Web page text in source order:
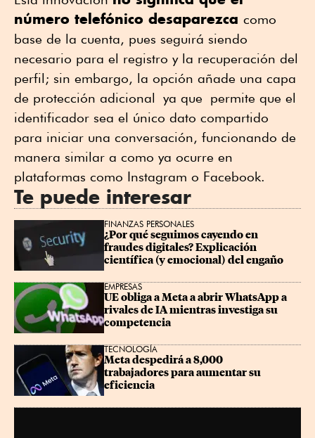
número telefónico desaparezca como
base de la cuenta, pues seguirá siendo
necesario para el registro y la recuperación del
perfil; sin embargo, la opción añade una capa
de protección adicional ya que permite que el
identificador sea el único dato compartido
para iniciar una conversación, funcionando de
manera similar a como ya ocurre en
plataformas como Instagram o Facebook.
Te puede interesar
FINANZAS PERSONALES
¿Por qué seguimos cayendo en
fraudes digitales? Explicación
científica (y emocional) del engaño
EMPRESAS
UE obliga a Meta a abrir WhatsApp a
rivales de IA mientras investiga su
competencia
TECNOLOGÍA
Meta despedirá a 8,000
trabajadores para aumentar su
eficiencia